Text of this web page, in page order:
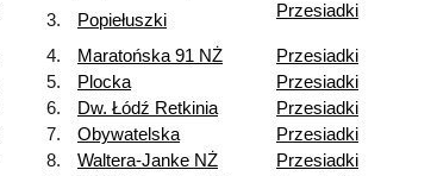
3. Popiełuszki Przesiadki
4. Maratońska 91 NŻ
Przesiadki
5. Plocka
Przesiadki
6. Dw. Łódź Retkinia
Przesiadki
7. Obywatelska
Przesiadki
8. Waltera-Janke NŻ
Przesiadki